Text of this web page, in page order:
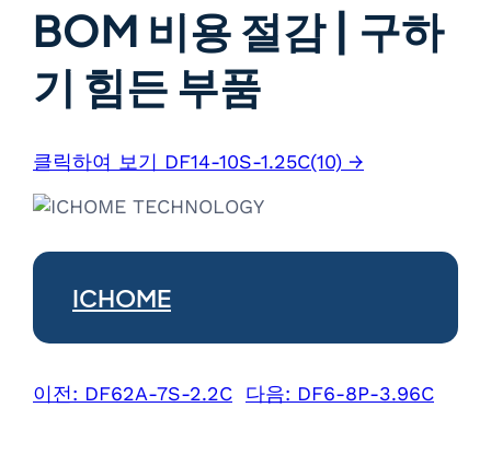
BOM 비용 절감 | 구하
기 힘든 부품
클릭하여 보기 DF14-10S-1.25C(10) →
ICHOME
이전: DF62A-7S-2.2C 다음: DF6-8P-3.96C